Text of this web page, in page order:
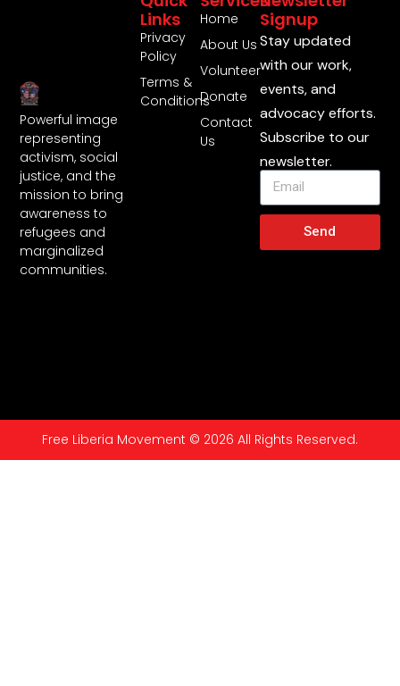
Powerful image
representing
activism, social
justice, and the
mission to bring
awareness to
refugees and
marginalized
communities.
Home
About Us
Volunteer
Donate
Contact
Us
Links
Privacy
Policy
Terms &
Conditions
Signup
Stay updated
with our work,
events, and
advocacy efforts.
Subscribe to our
newsletter.
Send
Free Liberia Movement © 2026 All Rights Reserved.